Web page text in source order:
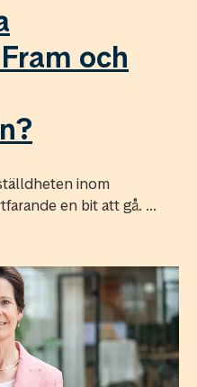
och
inom
en bit att gå. ...